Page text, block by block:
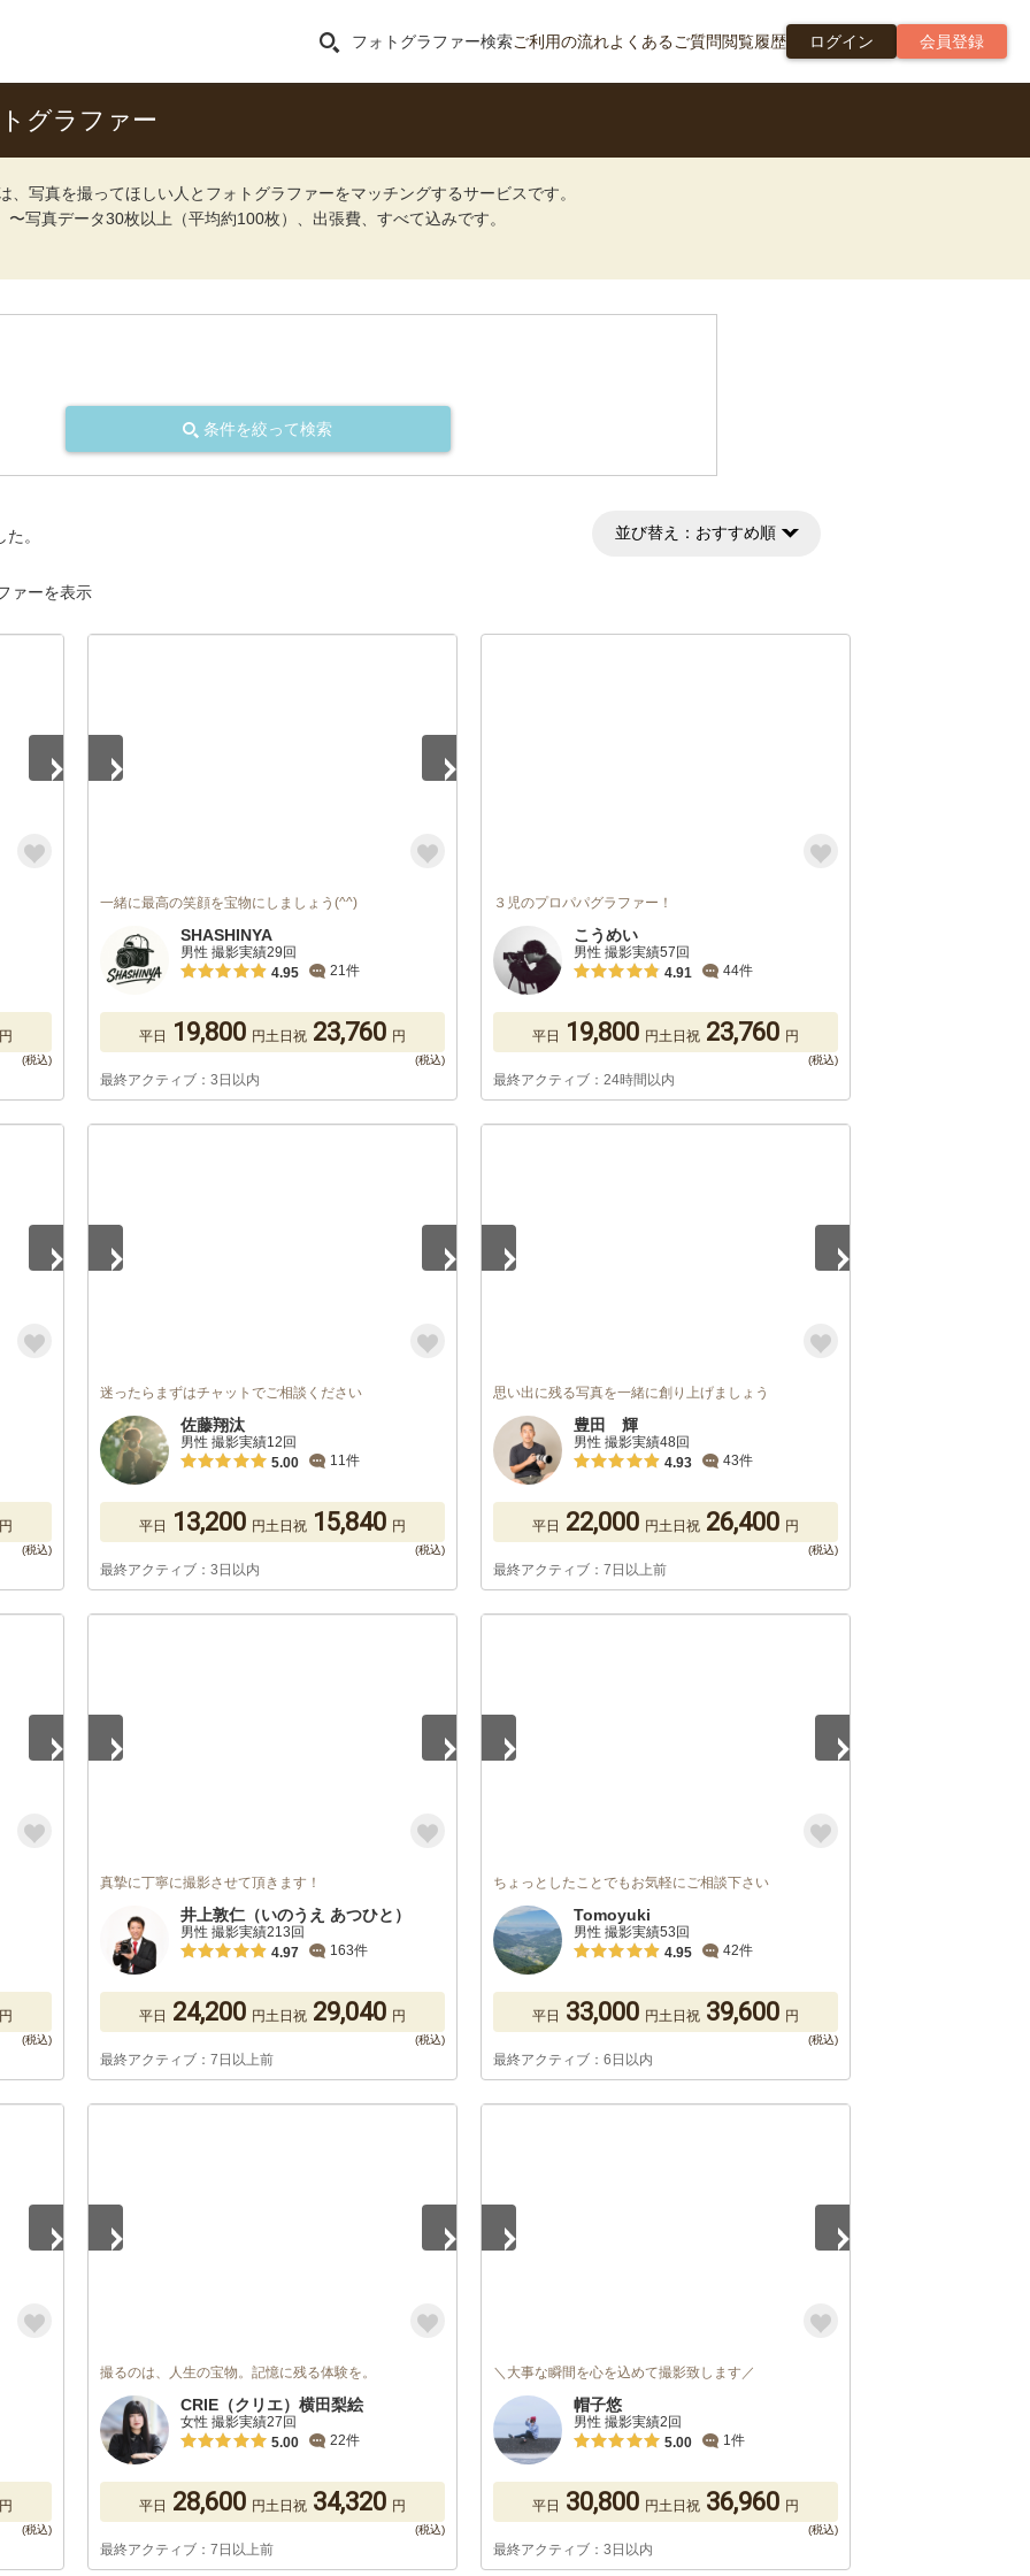
フォトグラファー検索ご利用の流れよくあるご質問閲覧履歴 ログイン 会員登録
グラファー
、写真を撮ってほしい人とフォトグラファーをマッチングするサービスです。
写真データ30枚以上（平均約100枚）、出張費、すべて込みです。
条件を絞って検索
。 並び替え： おすすめ順
ァーを表示
円
一緒に最高の笑顔を宝物にしましょう(^^)
SHASHINYA
男性 撮影実績29回
4.95
21件
平日 19,800 円土日祝 23,760 円
最終アクティブ：3日以内
３児のプロパパグラファー！
こうめい
男性 撮影実績57回
4.91
44件
平日 19,800 円土日祝 23,760 円
最終アクティブ：24時間以内
円
迷ったらまずはチャットでご相談ください
佐藤翔汰
男性 撮影実績12回
5.00
11件
平日 13,200 円土日祝 15,840 円
最終アクティブ：3日以内
思い出に残る写真を一緒に創り上げましょう
豊田 輝
男性 撮影実績48回
4.93
43件
平日 22,000 円土日祝 26,400 円
最終アクティブ：7日以上前
円
真摯に丁寧に撮影させて頂きます！
井上敦仁（いのうえ あつひと）
男性 撮影実績213回
4.97
163件
平日 24,200 円土日祝 29,040 円
最終アクティブ：7日以上前
ちょっとしたことでもお気軽にご相談下さい
Tomoyuki
男性 撮影実績53回
4.95
42件
平日 33,000 円土日祝 39,600 円
最終アクティブ：6日以内
円
撮るのは、人生の宝物。記憶に残る体験を。
CRIE（クリエ）横田梨絵
女性 撮影実績27回
5.00
22件
平日 28,600 円土日祝 34,320 円
最終アクティブ：7日以上前
＼大事な瞬間を心を込めて撮影致します／
帽子悠
男性 撮影実績2回
5.00
1件
平日 30,800 円土日祝 36,960 円
最終アクティブ：3日以内